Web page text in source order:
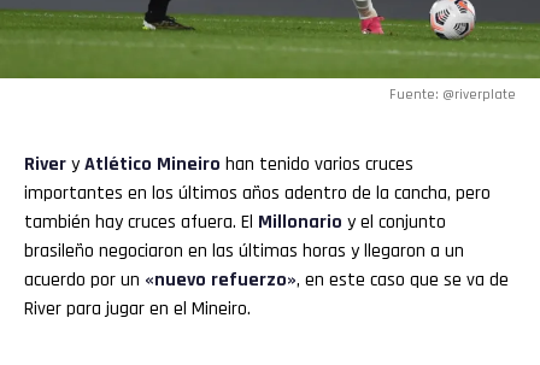
Fuente: @riverplate
RiveryAtlético Mineiro han tenido varios cruces
importantes en los últimos años adentro de la cancha, pero
también hay cruces afuera. El Millonario y el conjunto
brasileño negociaron en las últimas horas y llegaron a un
acuerdo por un «nuevo refuerzo», en este caso que se va de
River para jugar en el Mineiro.